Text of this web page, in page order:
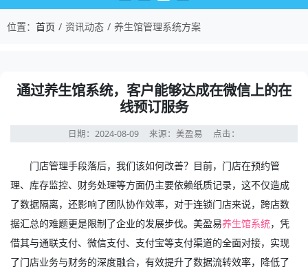
位置： 首页 资讯动态 养生馆管理系统方案
通过养生馆系统，客户能够达成在微信上的在
线预订服务
日期：2024-08-09 来源：美盈易 点击：
门店管理手段落后，我们该如何改善？目前，门店在预约管
理、库存监控、财务处理等方面仍主要依赖纸质记录，这不仅造成
了数据隔离，还影响了团队协作效率，对于连锁门店来说，跨店数
据汇总的难题更是限制了企业的发展步伐。美盈易养生馆系统，凭
借其与通联支付、微信支付、支付宝等支付渠道的全面对接，实现
了门店业务与财务的深度融合，有效提升了数据流转效率，降低了